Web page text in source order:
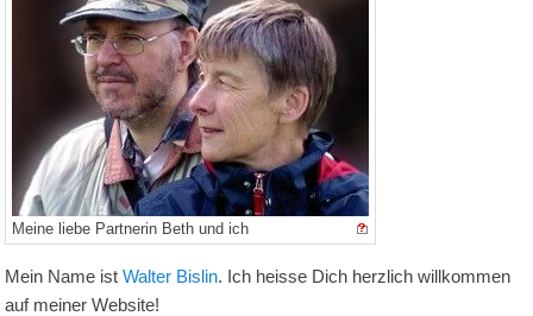
Meine liebe Partnerin Beth und ich
Mein Name istWalter Bislin. Ich heisse Dich herzlich willkommen
auf meiner Website!